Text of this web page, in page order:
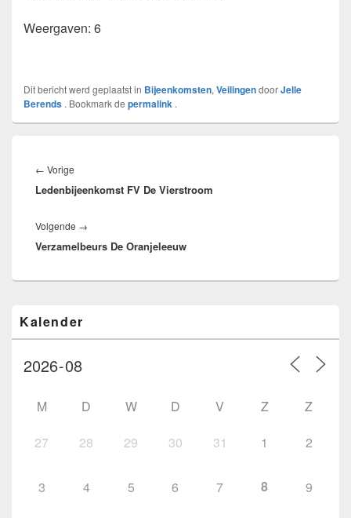
Weergaven: 6
Dit bericht werd geplaatst in Bijeenkomsten, VeilingendoorJelle
Berends . Bookmark de permalink .
navigatie
← Vorige
bericht:
Ledenbijeenkomst FV De Vierstroom
Volgende →
bericht:
Verzamelbeurs De Oranjeleeuw
zijbalk
widget
Kalender
M D W D V Z Z
27 28 29 30 31 1 2
3 4 5 6 7 8 9